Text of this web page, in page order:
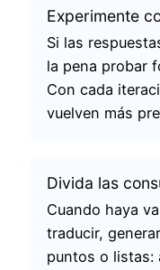
Experimente
Si las
la pena probar
Con cada
vuelven más
Divida las
Cuando haya
traducir,
puntos o listas: